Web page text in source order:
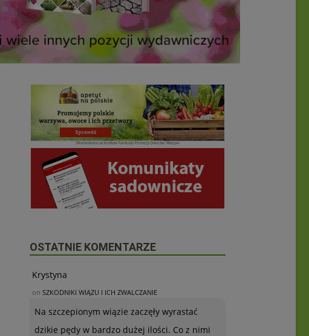
OSTATNIE KOMENTARZE
Krystyna
on SZKODNIKI WIĄZU I ICH ZWALCZANIE
Na szczepionym wiązie zaczęły wyrastać
dzikie pędy w bardzo dużej ilości. Co z nimi